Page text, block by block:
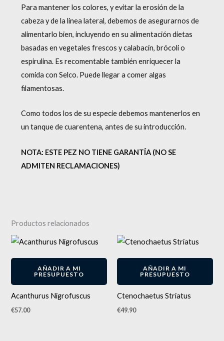
Para mantener los colores, y evitar la erosión de la
cabeza y de la linea lateral, debemos de asegurarnos de
alimentarlo bien, incluyendo en su alimentación dietas
basadas en vegetales frescos y calabacín, brócoli o
espirulina. Es recomentable también enriquecer la
comida con Selco. Puede llegar a comer algas
filamentosas.
Como todos los de su especie debemos mantenerlos en
un tanque de cuarentena, antes de su introducción.
NOTA: ESTE PEZ NO TIENE GARANTÍA (NO SE
ADMITEN RECLAMACIONES)
Productos relacionados
AÑADIR A MI
PRESUPUESTO
Acanthurus Nigrofuscus
€57.00
AÑADIR A MI
PRESUPUESTO
Ctenochaetus Striatus
€49.90